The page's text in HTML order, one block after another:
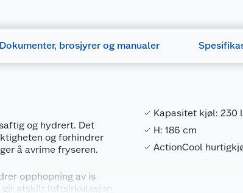
Dokumenter, brosjyrer og manualer
og hydrert. Det
og forhindrer
å avrime fryseren.
opphopning av is
gir atskilt luftsirkulasjon
Kapasitet kjøl: 230
H: 186 cm
ActionCool